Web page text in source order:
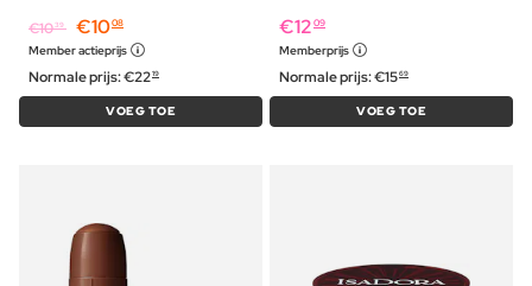
€1039 €1008
Member actieprijs
Normale prijs:€2219
VOEG TOE
€12 09
Memberprijs
Normale prijs:€1569
VOEG TOE